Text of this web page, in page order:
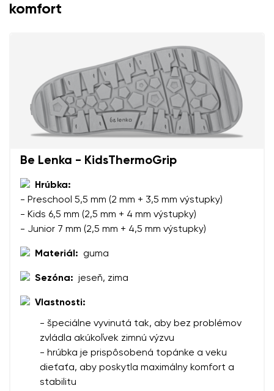
Zmeniť región
Vyberte krajinu dodania
komfort
Be Lenka - KidsThermoGrip
Hrúbka:
- Preschool 5,5 mm (2 mm + 3,5 mm výstupky)
- Kids 6,5 mm (2,5 mm + 4 mm výstupky)
- Junior 7 mm (2,5 mm + 4,5 mm výstupky)
Materiál: guma
Sezóna: jeseň, zima
Vlastnosti:
- špeciálne vyvinutá tak, aby bez problémov
zvládla akúkoľvek zimnú výzvu
- hrúbka je prispôsobená topánke a veku
dieťaťa, aby poskytla maximálny komfort a
stabilitu
Vaše meno a priezvisko
Váš e-mail
Vaše meno
Číslo objednávky